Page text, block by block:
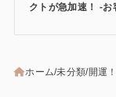
クトが急加速！ -お
ホーム 未分類 開運